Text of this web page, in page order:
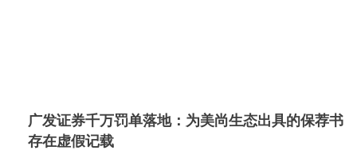
广发证券千万罚单落地：为美尚生态出具的保荐书
存在虚假记载